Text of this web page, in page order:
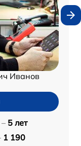
Иванов
5 лет
1 190